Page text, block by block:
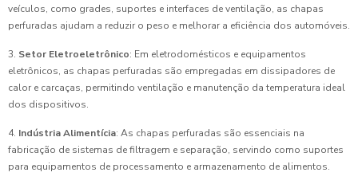
veículos, como grades, suportes e interfaces de ventilação, as chapas
perfuradas ajudam a reduzir o peso e melhorar a eficiência dos automóveis.
3. Setor Eletroeletrônico: Em eletrodomésticos e equipamentos
eletrônicos, as chapas perfuradas são empregadas em dissipadores de
calor e carcaças, permitindo ventilação e manutenção da temperatura ideal
dos dispositivos.
4. Indústria Alimentícia: As chapas perfuradas são essenciais na
fabricação de sistemas de filtragem e separação, servindo como suportes
para equipamentos de processamento e armazenamento de alimentos.